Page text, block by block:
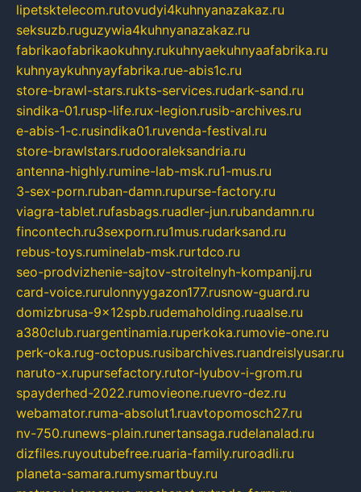
lipetsktelecom.rutovudyi4kuhnyanazakaz.ru
seksuzb.ruguzywia4kuhnyanazakaz.ru
fabrikaofabrikaokuhny.rukuhnyaekuhnyaafabrika.ru
kuhnyaykuhnyayfabrika.rue-abis1c.ru
store-brawl-stars.rukts-services.rudark-sand.ru
sindika-01.rusp-life.rux-legion.rusib-archives.ru
e-abis-1-c.rusindika01.ruvenda-festival.ru
store-brawlstars.rudooraleksandria.ru
antenna-highly.rumine-lab-msk.ru1-mus.ru
3-sex-porn.ruban-damn.rupurse-factory.ru
viagra-tablet.rufasbags.ruadler-jun.rubandamn.ru
fincontech.ru3sexporn.ru1mus.rudarksand.ru
rebus-toys.ruminelab-msk.rurtdco.ru
seo-prodvizhenie-sajtov-stroitelnyh-kompanij.ru
card-voice.rurulonnyygazon177.rusnow-guard.ru
domizbrusa-9x12spb.rudemaholding.ruaalse.ru
a380club.ruargentinamia.ruperkoka.rumovie-one.ru
perk-oka.rug-octopus.rusibarchives.ruandreislyusar.ru
naruto-x.rupursefactory.rutor-lyubov-i-grom.ru
spayderhed-2022.rumovieone.ruevro-dez.ru
webamator.ruma-absolut1.ruavtopomosch27.ru
nv-750.runews-plain.runertansaga.rudelanalad.ru
dizfiles.ruyoutubefree.ruaria-family.ruroadli.ru
planeta-samara.rumysmartbuy.ru